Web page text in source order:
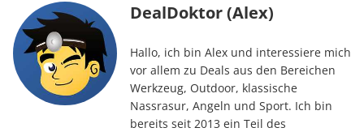
DealDoktor (Alex)
Hallo, ich bin Alex und interessiere mich
vor allem zu Deals aus den Bereichen
Werkzeug, Outdoor, klassische
Nassrasur, Angeln und Sport. Ich bin
bereits seit 2013 ein Teil des